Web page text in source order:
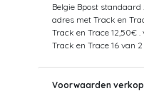
Belgie Bpost
adres met Track en
Track en Trace 12,50€
Track en Trace 16 van
Voorwaarden